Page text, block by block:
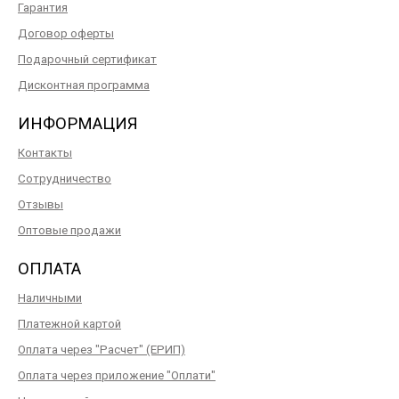
Гарантия
Договор оферты
Подарочный сертификат
Дисконтная программа
ИНФОРМАЦИЯ
Контакты
Сотрудничество
Отзывы
Оптовые продажи
ОПЛАТА
Наличными
Платежной картой
Оплата через "Расчет" (ЕРИП)
Оплата через приложение "Оплати"